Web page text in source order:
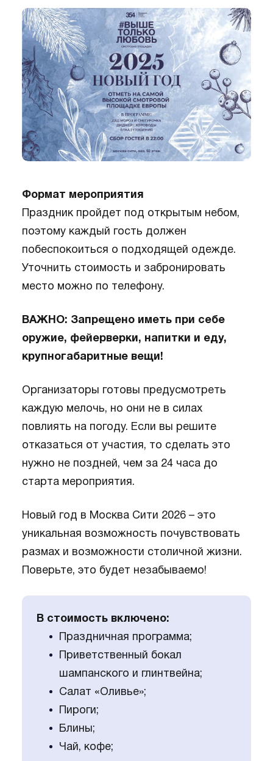
Формат мероприятия
Праздник пройдет под открытым небом,
поэтому каждый гость должен
побеспокоиться о подходящей одежде.
Уточнить стоимость и забронировать
место можно по телефону.
ВАЖНО: Запрещено иметь при себе
оружие, фейерверки, напитки и еду,
крупногабаритные вещи!
Организаторы готовы предусмотреть
каждую мелочь, но они не в силах
повлиять на погоду. Если вы решите
отказаться от участия, то сделать это
нужно не поздней, чем за 24 часа до
старта мероприятия.
Новый год в Москва Сити 2026 – это
уникальная возможность почувствовать
размах и возможности столичной жизни.
Поверьте, это будет незабываемо!
В стоимость включено:
Праздничная программа;
Приветственный бокал
шампанского и глинтвейна;
Салат «Оливье»;
Пироги;
Блины;
Чай, кофе;